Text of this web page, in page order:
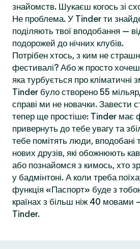
знайомств. Шукаєш когось зі
Не проблема. У Tinder ти
поділяють твої вподобання —
подорожей до нічних клубів.
Потрібен хтось, з ким не
фестивалі? Або ж просто
яка турбується про кліматичні
Tinder було створено 55
справі ми не новачки. Завести
тепер ще простіше: Tinder має
привернуть до тебе увагу та
тебе помітять люди, вподобані
нових друзів, які обожнюють
або познайомся з кимось, хто
у бадмінтоні. А коли треба
функція «Паспорт» буде з
країнах з більш ніж 40
Tinder.